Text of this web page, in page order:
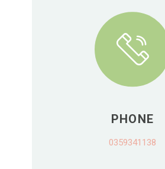
PHONE
0359341138